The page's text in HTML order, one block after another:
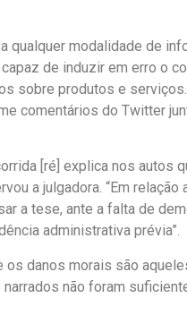
qualquer modalidade de
de induzir em erro o
sobre produtos e
comentários do Twitter
[ré] explica nos autos
a julgadora. “Em
a tese, ante a falta de
administrativa prévia”.
danos morais são
não foram